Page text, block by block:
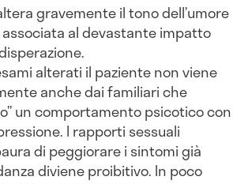
gravemente il tono dell’umore
al devastante impatto
alterati il paziente non viene
anche dai familiari che
un comportamento psicotico con
I rapporti sessuali
di peggiorare i sintomi già
diviene proibitivo. In poco